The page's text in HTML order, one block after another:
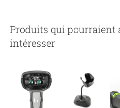
Produits qui pourraient
intéresser